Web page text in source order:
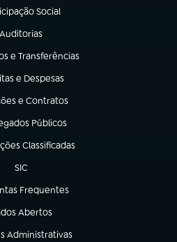
Social
em nova aba)
Auditorias
(abre em nova aba)
e Transferências
aba)
e Despesas
em nova aba)
e Contratos
nova aba)
Públicos
nova aba)
Classificadas
nova aba)
SIC
(abre em nova aba)
Frequentes
nova aba)
Abertos
em nova aba)
Administrativas
nova aba)